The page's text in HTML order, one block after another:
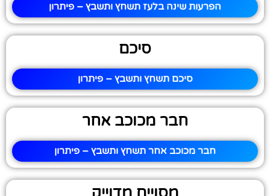
הפרעות שינה בלעז תשחץ ותשבץ – פיתרון
סיכם
סיכם תשחץ ותשבץ – פיתרון
חבר מכוכב אחר
חבר מכוכב אחר תשחץ ותשבץ – פיתרון